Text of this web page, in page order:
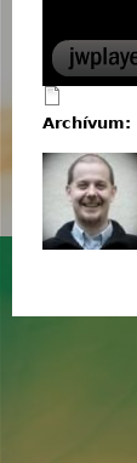
Archívum: